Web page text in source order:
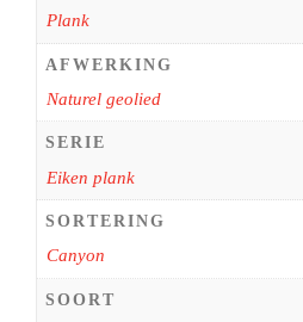
Plank
AFWERKING
Naturel geolied
SERIE
Eiken plank
SORTERING
Canyon
SOORT